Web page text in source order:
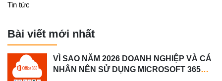
Tin tức
Bài viết mới nhất
VÌ SAO NĂM 2026 DOANH NGHIỆP VÀ CÁ
NHÂN NÊN SỬ DỤNG MICROSOFT 365